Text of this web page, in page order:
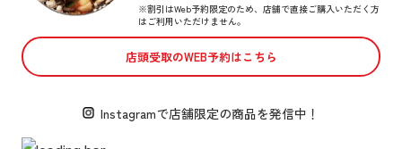
※割引はWeb予約限定のため、店舗で直接ご購入いただく方
はご利用いただけません。
店頭受取のWEB予約はこちら
Instagramで店舗限定の商品を発信中！